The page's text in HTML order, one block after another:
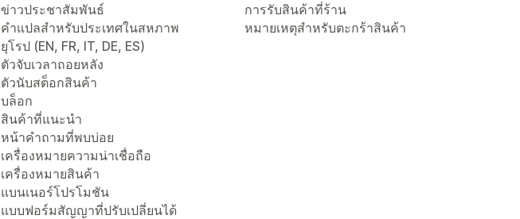
ข่าวประชาสัมพันธ์
คำแปลสำหรับประเทศในสหภาพ
ยุโรป (EN, FR, IT, DE, ES)
ตัวจับเวลาถอยหลัง
ตัวนับสต็อกสินค้า
บล็อก
สินค้าที่แนะนำ
หน้าคำถามที่พบบ่อย
เครื่องหมายความน่าเชื่อถือ
เครื่องหมายสินค้า
แบนเนอร์โปรโมชัน
แบบฟอร์มสัญญาที่ปรับเปลี่ยนได้
การรับสินค้าที่ร้าน
หมายเหตุสำหรับตะกร้าสินค้า